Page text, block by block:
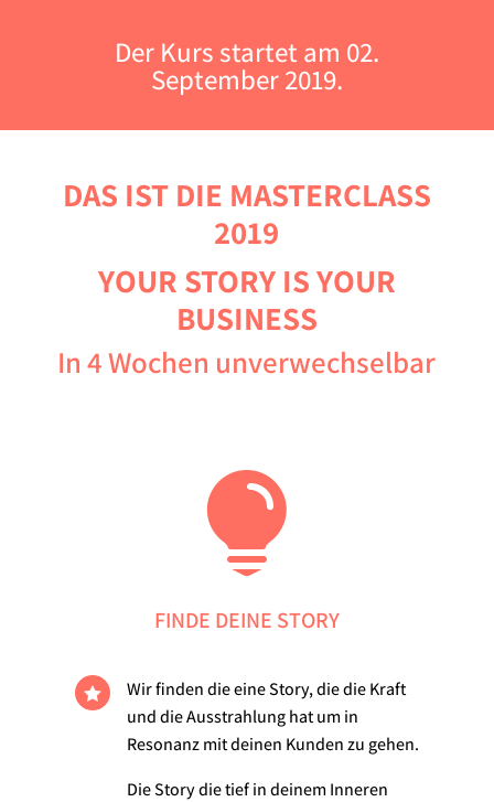
Der Kurs startet am 02.
September 2019.
DAS IST DIE MASTERCLASS
2019
YOUR STORY IS YOUR
BUSINESS
In 4 Wochen unverwechselbar

FINDE DEINE STORY

Wir finden die eine Story, die die Kraft
und die Ausstrahlung hat um in
Resonanz mit deinen Kunden zu gehen.
Die Story die tief in deinem Inneren